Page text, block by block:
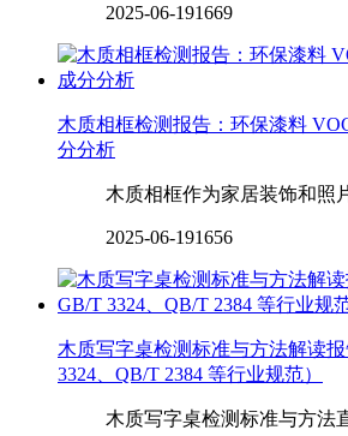
2025-06-191669
木质相框检测报告：环保漆料
分分析
木质相框作为家居装饰和照
2025-06-191656
木质写字桌检测标准与方法解读
3324、QB/T 2384 等行业规范）
木质写字桌检测标准与方法